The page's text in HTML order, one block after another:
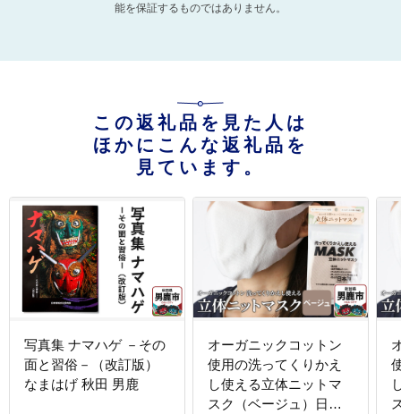
能を保証するものではありません。
この返礼品を見た人は
ほかにこんな返礼品を
見ています。
写真集 ナマハゲ －その
面と習俗－（改訂版）
なまはげ 秋田 男鹿
オーガニックコットン
使用の洗ってくりかえ
し使える立体ニットマ
スク（ベージュ）日本